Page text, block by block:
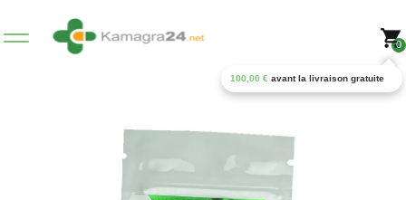
0
100,00 € avant la livraison gratuite